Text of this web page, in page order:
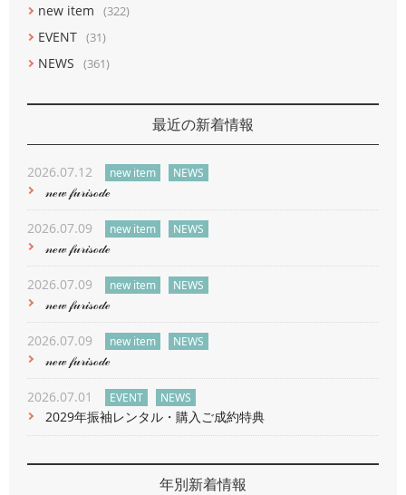
new item (322)
EVENT (31)
NEWS (361)
最近の新着情報
2026.07.12 new item NEWS
𝓃ℯ𝓌 𝒻𝓊𝓇𝒾𝓈ℴ𝒹ℯ
2026.07.09 new item NEWS
𝓃ℯ𝓌 𝒻𝓊𝓇𝒾𝓈ℴ𝒹ℯ
2026.07.09 new item NEWS
𝓃ℯ𝓌 𝒻𝓊𝓇𝒾𝓈ℴ𝒹ℯ
2026.07.09 new item NEWS
𝓃ℯ𝓌 𝒻𝓊𝓇𝒾𝓈ℴ𝒹ℯ
2026.07.01 EVENT NEWS
2029年振袖レンタル・購入ご成約特典
年別新着情報